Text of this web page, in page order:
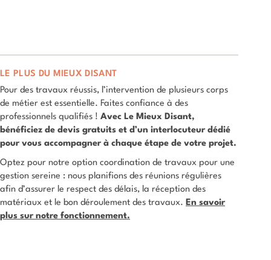
LE PLUS DU MIEUX DISANT
Pour des travaux réussis, l’intervention de plusieurs corps
de métier est essentielle. Faites confiance à des
professionnels qualifiés ! Avec Le Mieux Disant,
bénéficiez de devis gratuits et d’un interlocuteur dédié
pour vous accompagner à chaque étape de votre projet.
Optez pour notre option coordination de travaux pour une
gestion sereine : nous planifions des réunions régulières
afin d’assurer le respect des délais, la réception des
matériaux et le bon déroulement des travaux. En savoir
plus sur notre fonctionnement.